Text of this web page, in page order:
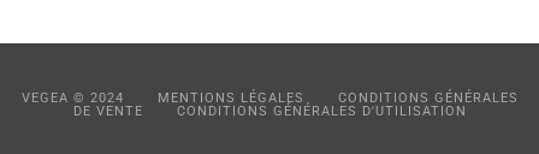
VEGEA © 2024 MENTIONS LÉGALES
CONDITIONS GÉNÉRALES
DE VENTE
CONDITIONS GÉNÉRALES D'UTILISATION